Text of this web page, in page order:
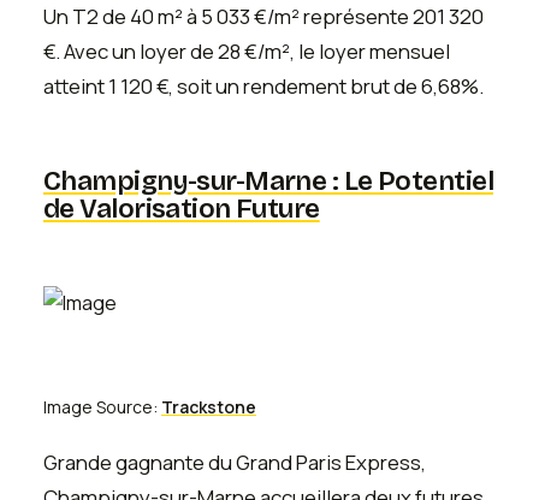
Un T2 de 40 m² à 5 033 €/m² représente 201 320
€. Avec un loyer de 28 €/m², le loyer mensuel
atteint 1 120 €, soit un rendement brut de 6,68%.
Champigny-sur-Marne : Le Potentiel
de Valorisation Future
Image Source: Trackstone
Grande gagnante du Grand Paris Express,